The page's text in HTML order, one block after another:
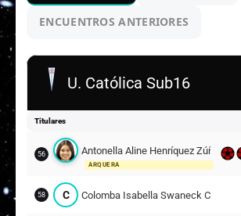
ENCUENTROS ANTERIORES
U. Católica Sub16
Titulares
56 Antonella Aline Henríquez Zúñiga
ARQUERA
58 C Colomba Isabella Swaneck Castro